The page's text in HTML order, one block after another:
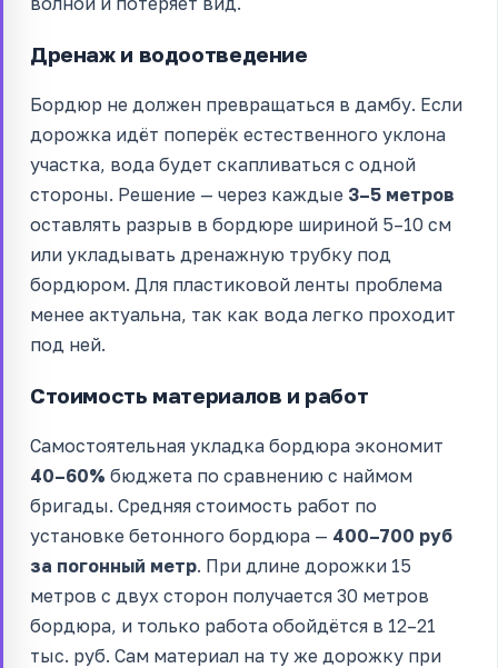
Дренаж и водоотведение
Бордюр не должен превращаться в дамбу. Если
дорожка идёт поперёк естественного уклона
участка, вода будет скапливаться с одной
стороны. Решение — через каждые 3–5 метров
оставлять разрыв в бордюре шириной 5–10 см
или укладывать дренажную трубку под
бордюром. Для пластиковой ленты проблема
менее актуальна, так как вода легко проходит
под ней.
Стоимость материалов и работ
Самостоятельная укладка бордюра экономит
40–60% бюджета по сравнению с наймом
бригады. Средняя стоимость работ по
установке бетонного бордюра — 400–700 руб
за погонный метр. При длине дорожки 15
метров с двух сторон получается 30 метров
бордюра, и только работа обойдётся в 12–21
тыс. руб. Сам материал на ту же дорожку при